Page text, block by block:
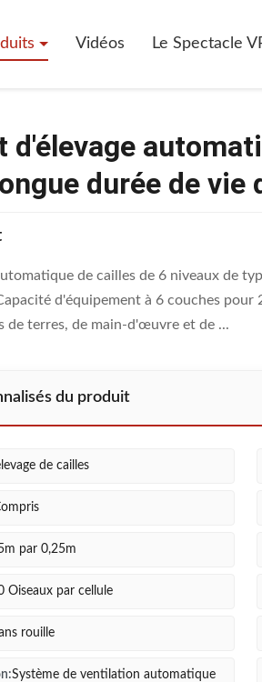
Vidéos Le Spectacle
d'élevage
durée de vie
de cailles de 6 niveaux de
d'équipement à 6 couches
de terres, de main-d'œuvre et de ...
du produit
de cailles
par 0,25m
Oiseaux par cellule
rouille
Système de ventilation automatique